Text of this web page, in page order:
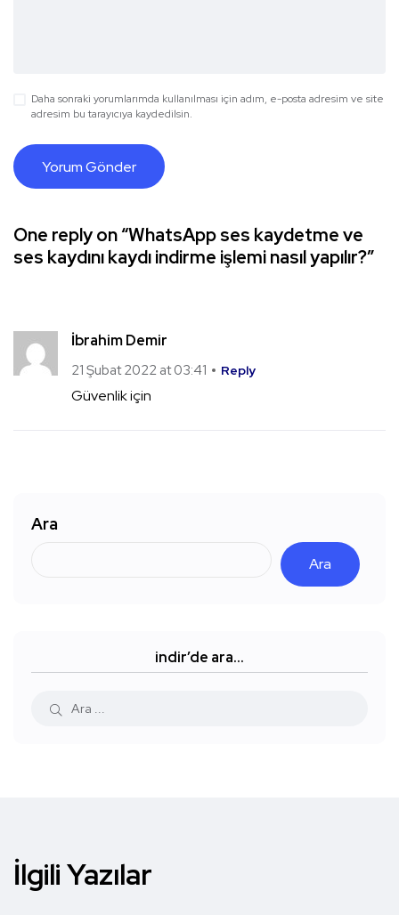
Daha sonraki yorumlarımda kullanılması için adım, e-posta adresim ve site
adresim bu tarayıcıya kaydedilsin.
One reply on “WhatsApp ses kaydetme ve
ses kaydını kaydı indirme işlemi nasıl yapılır?”
İbrahim Demir
21 Şubat 2022 at 03:41 Reply
Güvenlik için
Ara
Ara
indir’de ara…
İlgili Yazılar